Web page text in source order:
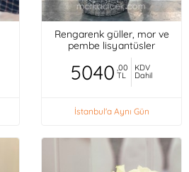
Rengarenk güller, mor ve
pembe lisyantüsler
5040 ,00
TL
KDV
Dahil
İstanbul'a Aynı Gün